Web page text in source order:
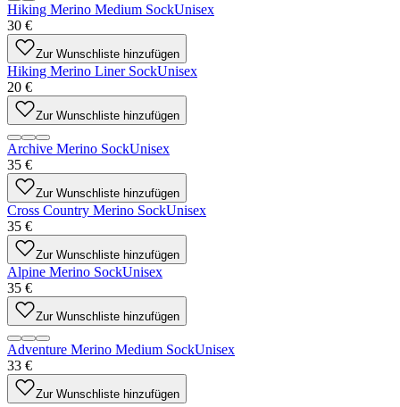
Hiking Merino Medium SockUnisex
30 €
Zur Wunschliste hinzufügen
Hiking Merino Liner SockUnisex
20 €
Zur Wunschliste hinzufügen
Archive Merino SockUnisex
35 €
Zur Wunschliste hinzufügen
Cross Country Merino SockUnisex
35 €
Zur Wunschliste hinzufügen
Alpine Merino SockUnisex
35 €
Zur Wunschliste hinzufügen
Adventure Merino Medium SockUnisex
33 €
Zur Wunschliste hinzufügen